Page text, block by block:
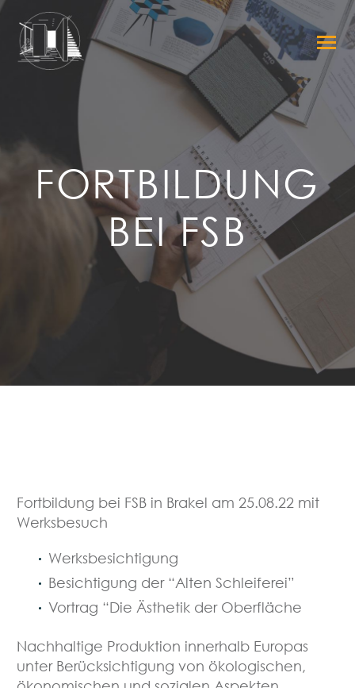
FORTBILDUNG
BEI FSB
Fortbildung bei FSB in Brakel am 25.08.22 mit
Werksbesuch
Werksbesichtigung
Besichtigung der “Alten Schleiferei”
Vortrag “Die Ästhetik der Oberfläche
Nachhaltige Produktion innerhalb Europas
unter Berücksichtigung von ökologischen,